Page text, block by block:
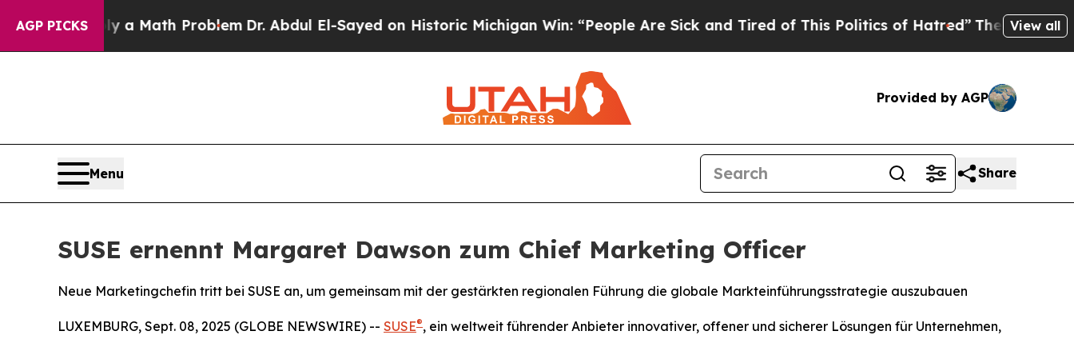
AGP PICKS
“Simply a Math Problem Dr. Abdul El-Sayed on Historic Michigan Win: “People Are Sick and Tired of This Politics of Hatred”The Story Behind
View all
Provided by AGP
Menu Share
SUSE ernennt Margaret Dawson zum Chief Marketing Officer
Neue Marketingchefin tritt bei SUSE an, um gemeinsam mit der gestärkten regionalen Führung die globale Markteinführungsstrategie auszubauen
LUXEMBURG, Sept. 08, 2025 (GLOBE NEWSWIRE) -- SUSE®, ein weltweit führender Anbieter innovativer, offener und sicherer Lösungen für Unternehmen,